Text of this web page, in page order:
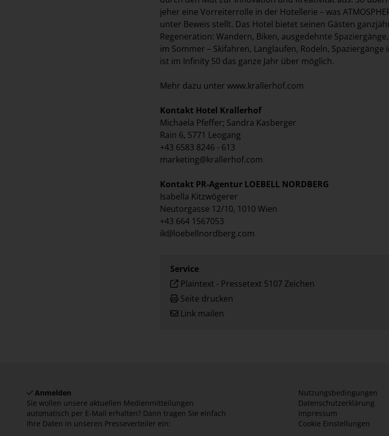
jeher eine Vorreiterrolle in der Hotellerie – was
unter Beweis stellt. Das Hotel bietet seinen Gästen
Regeneration: Wandern, Biken, ausgedehnte
im Sommer – Skifahren, Langlaufen, Rodeln, Spaziergänge
ist im Infinity 50 das ganze Jahr über möglich.
Mehr dazu unter www.krallerhof.com
Kontakt Hotel Krallerhof
Michaela Pfeffer; Sandra Kasberger
Rain 6, 5771 Leogang
+43 6583 8246 - 613
marketing@krallerhof.com
Kontakt PR-Agentur LOEBELL NORDBERG
Isabella Kitzwögerer
Neutorgasse 12/10, 1010 Wien
+43 664 1567053
ik@loebellnordberg.com
Service
Plaintext - Pressetext 5107 Zeichen
Seite drucken
Link mailen
Anmelden
Sie wollen unsere aktuellen Medienmitteilungen
automatisch per E-Mail erhalten? Dann tragen Sie einfach
Ihre Daten in unseren Presseverteiler ein:
Nutzungsbedingungen
Datenschutzerklärung
Impressum
Cookie Einstellungen